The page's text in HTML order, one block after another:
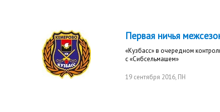
Первая ничья
«Кузбасс» в очередном
с «Сибсельмашем»
19 сентября 2016, ПН